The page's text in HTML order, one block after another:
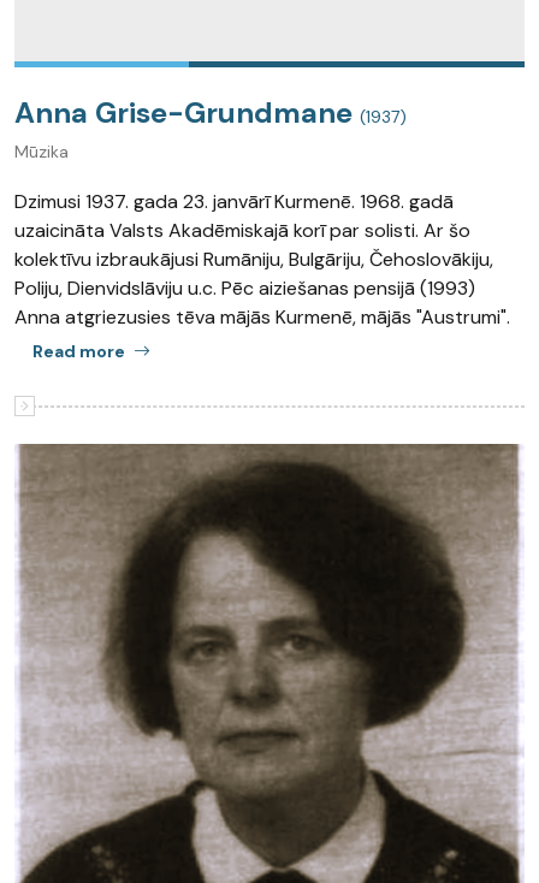
Anna Grise-Grundmane (1937)
Mūzika
Dzimusi 1937. gada 23. janvārī Kurmenē. 1968. gadā
uzaicināta Valsts Akadēmiskajā korī par solisti. Ar šo
kolektīvu izbraukājusi Rumāniju, Bulgāriju, Čehoslovākiju,
Poliju, Dienvidslāviju u.c. Pēc aiziešanas pensijā (1993)
Anna atgriezusies tēva mājās Kurmenē, mājās "Austrumi".
Read more